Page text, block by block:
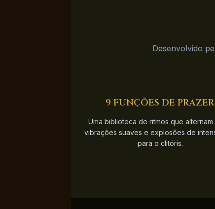
Desenvolvido
9 FUNÇÕES DE PRAZER
Uma biblioteca de ritmos que alternam
vibrações suaves e explosões de
para o clitóris.